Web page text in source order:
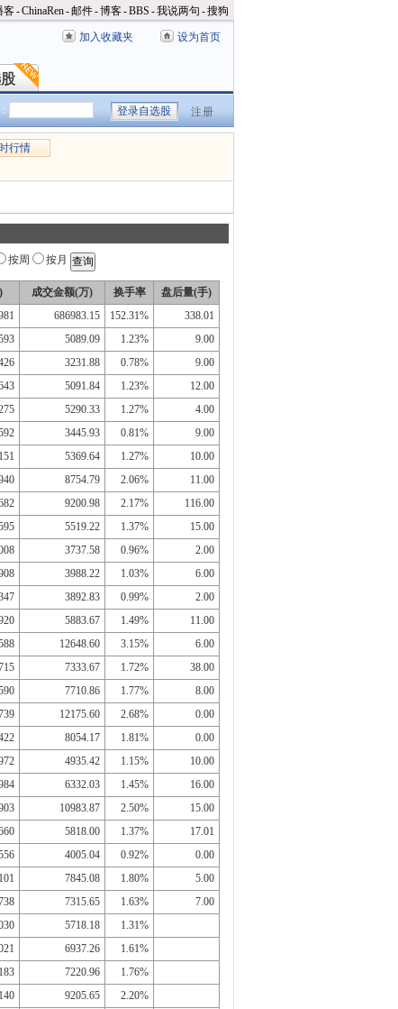
客-ChinaRen-邮件-博客-BBS -我说两句 -搜狗
加入收藏夹 设为首页
注册
行情
按周 按月
成交金额(万) 换手率
盘后量(手)
686983.15 152.31%
338.01
5089.09 1.23%
9.00
3231.88 0.78%
9.00
5091.84 1.23%
12.00
5290.33 1.27%
4.00
3445.93 0.81%
9.00
5369.64 1.27%
10.00
8754.79 2.06%
11.00
9200.98 2.17%
116.00
5519.22 1.37%
15.00
3737.58 0.96%
2.00
3988.22 1.03%
6.00
3892.83 0.99%
2.00
5883.67 1.49%
11.00
12648.60 3.15%
6.00
7333.67 1.72%
38.00
7710.86 1.77%
8.00
12175.60 2.68%
0.00
8054.17 1.81%
0.00
4935.42 1.15%
10.00
6332.03 1.45%
16.00
10983.87 2.50%
15.00
5818.00 1.37%
17.01
4005.04 0.92%
0.00
7845.08 1.80%
5.00
7315.65 1.63%
7.00
5718.18
1.31%
6937.26
1.61%
7220.96
1.76%
9205.65
2.20%